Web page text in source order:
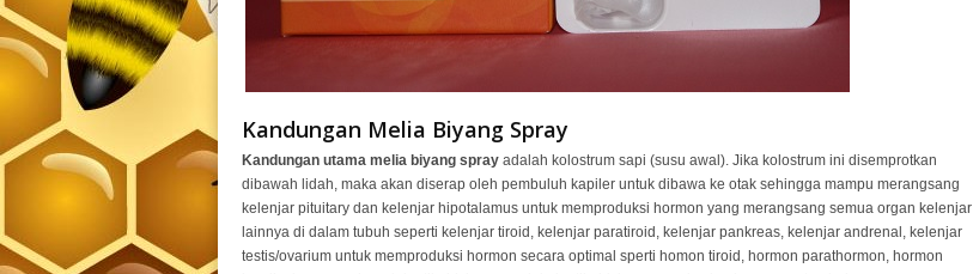
Kandungan Melia Biyang Spray
Kandungan utama melia biyang spray adalah kolostrum sapi (susu awal). Jika kolostrum ini disemprotkan
dibawah lidah, maka akan diserap oleh pembuluh kapiler untuk dibawa ke otak sehingga mampu merangsang
kelenjar pituitary dan kelenjar hipotalamus untuk memproduksi hormon yang merangsang semua organ kelenjar
lainnya di dalam tubuh seperti kelenjar tiroid, kelenjar paratiroid, kelenjar pankreas, kelenjar andrenal, kelenjar
testis/ovarium untuk memproduksi hormon secara optimal sperti homon tiroid, hormon parathormon, hormon